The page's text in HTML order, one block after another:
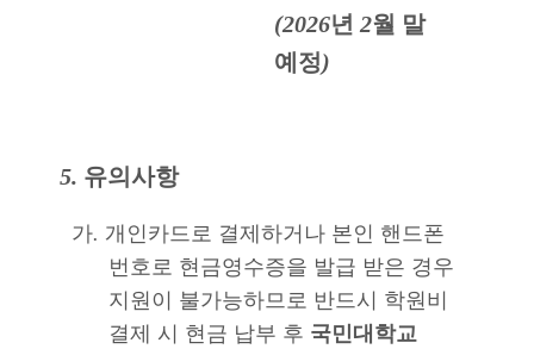
(2026년 2월 말
예정)
5. 유의사항
가. 개인카드로 결제하거나 본인 핸드폰
번호로 현금영수증을 발급 받은 경우
지원이 불가능하므로 반드시 학원비
결제 시 현금 납부 후 국민대학교